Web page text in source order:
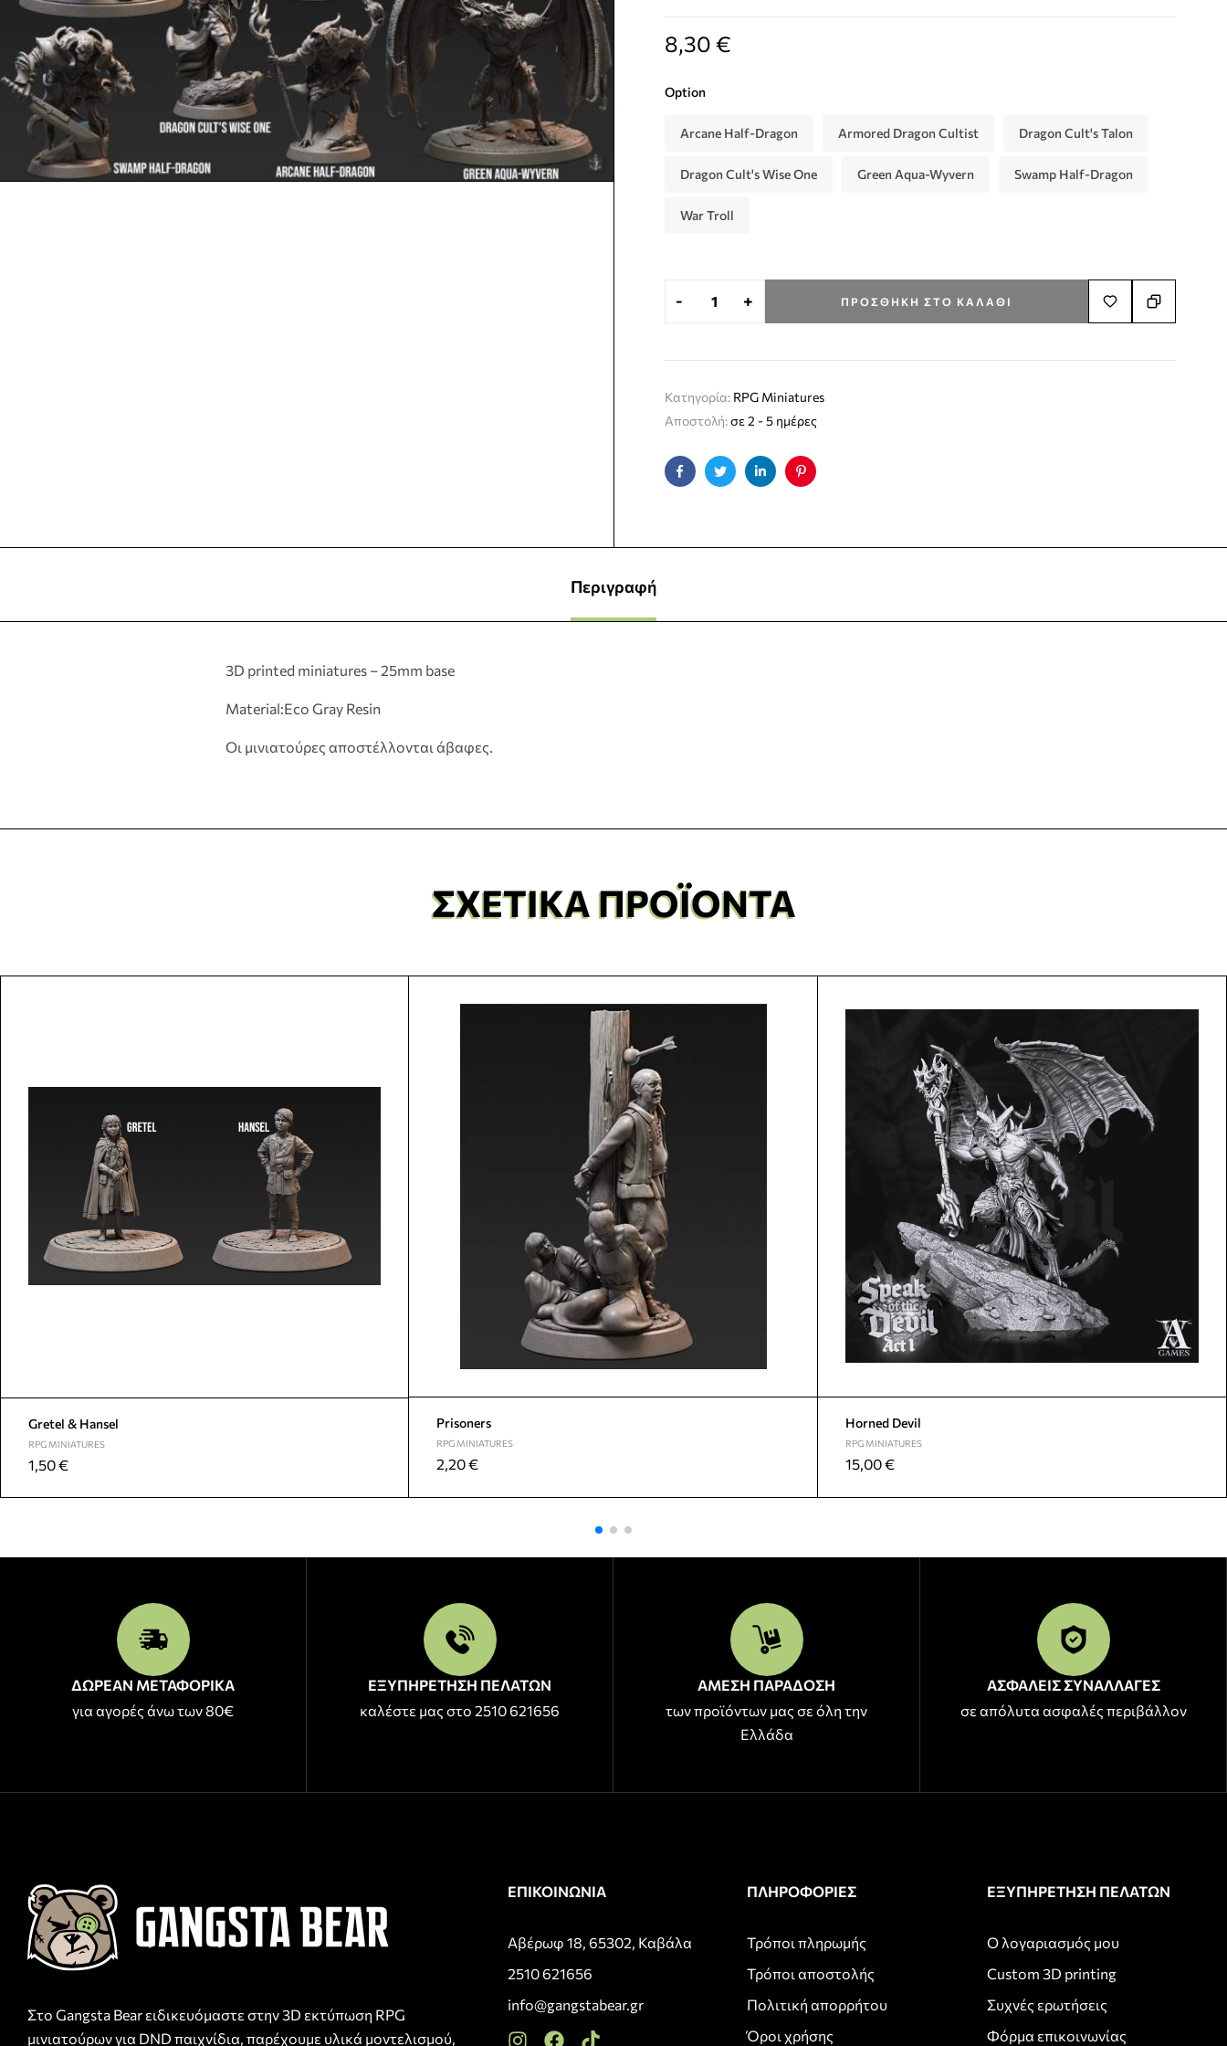
8,30 €
Option
Arcane Half-Dragon Armored Dragon Cultist Dragon Cult's Talon
Dragon Cult's Wise One Green Aqua-Wyvern Swamp Half-Dragon
War Troll
- + ΠΡΟΣΘΉΚΗ ΣΤΟ ΚΑΛΆΘΙ
Κατηγορία: RPG Miniatures
Αποστολή:σε 2 - 5 ημέρες
FacebookTwitterLinkedinPinterest
Περιγραφή
3D printed miniatures – 25mm base
Material:Eco Gray Resin
Οι μινιατούρες αποστέλλονται άβαφες.
ΣΧΕΤΙΚΆ ΠΡΟΪΌΝΤΑ
Gretel & Hansel
RPG MINIATURES
1,50€
Prisoners
RPG MINIATURES
2,20€
Horned Devil
RPG MINIATURES
15,00€
ΔΩΡΕΑΝ ΜΕΤΑΦΟΡΙΚΑ
για αγορές άνω των 80€
ΕΞΥΠΗΡΕΤΗΣΗ ΠΕΛΑΤΩΝ
καλέστε μας στο 2510 621656
ΑΜΕΣΗ ΠΑΡΑΔΟΣΗ
των προϊόντων μας σε όλη την
Ελλάδα
ΑΣΦΑΛΕΙΣ ΣΥΝΑΛΛΑΓΕΣ
σε απόλυτα ασφαλές περιβάλλον
Στο Gangsta Bear ειδικευόμαστε στην 3D εκτύπωση RPG
μινιατούρων για DND παιχνίδια, παρέχουμε υλικά μοντελισμού,
ΕΠΙΚΟΙΝΩΝΙΑ
Αβέρωφ 18, 65302, Καβάλα
2510 621656
info@gangstabear.gr
ΠΛΗΡΟΦΟΡΙΕΣ
Τρόποι πληρωμής
Τρόποι αποστολής
Πολιτική απορρήτου
Όροι χρήσης
ΕΞΥΠΗΡΕΤΗΣΗ ΠΕΛΑΤΩΝ
Ο λογαριασμός μου
Custom 3D printing
Συχνές ερωτήσεις
Φόρμα επικοινωνίας